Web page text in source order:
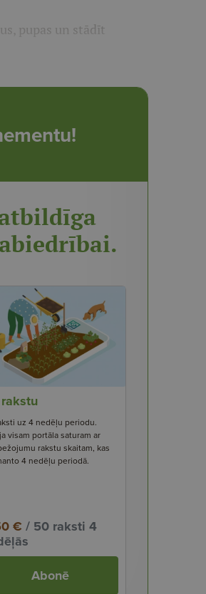
pupas un stādīt
uz 4 nedēļu periodu.
visam portāla saturam ar
rakstu skaitam, kas
4 nedēļu periodā.
€ / 50 raksti 4
Abonē